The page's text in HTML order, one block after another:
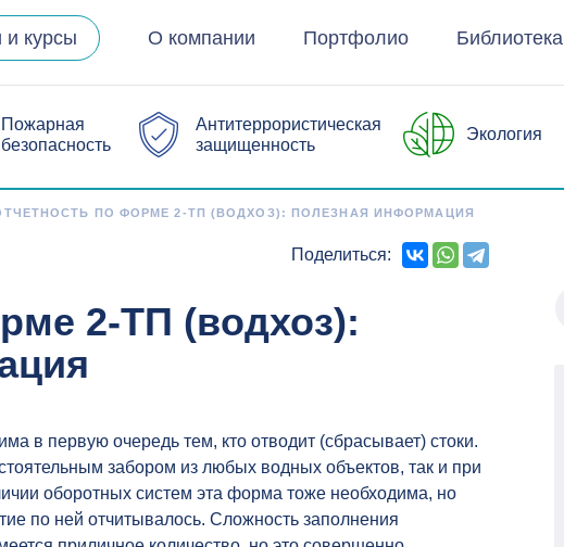
и курсы О компании Портфолио Библиотека
Пожарная
безопасность
Антитеррористическая
защищенность
Экология
ПО ФОРМЕ 2-ТП (ВОДХОЗ): ПОЛЕЗНАЯ ИНФОРМАЦИЯ
Поделиться:
2-ТП (водхоз):
в первую очередь тем, кто отводит (сбрасывает) стоки.
забором из любых водных объектов, так и при
оборотных систем эта форма тоже необходима, но
по ней отчитывалось. Сложность заполнения